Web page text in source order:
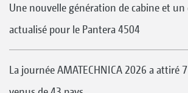
Une nouvelle génération de cabine et un
actualisé pour le Pantera 4504
La journée AMATECHNICA 2026 a attiré